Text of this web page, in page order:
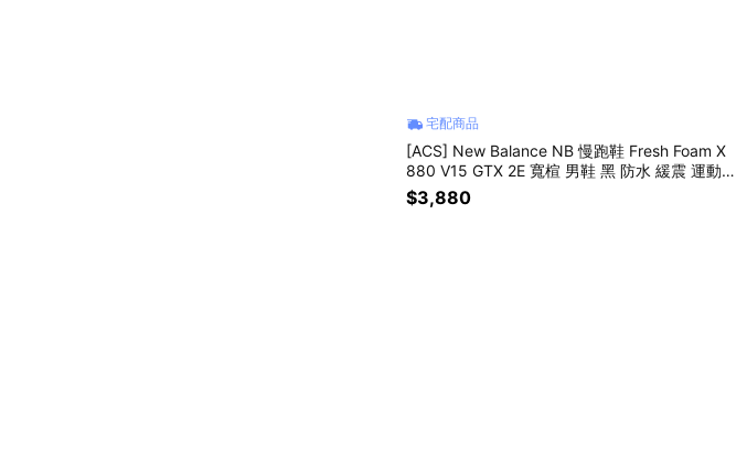
宅配商品
[ACS] New Balance NB 慢跑鞋 Fresh Foam X
880 V15 GTX 2E 寬楦 男鞋 黑 防水 緩震 運動
鞋 M880GB15-2E
$3,880